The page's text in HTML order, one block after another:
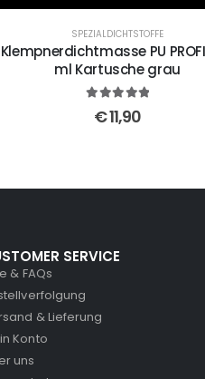
SPEZIALDICHTSTOFFE
Klempnerdichtmasse PU
ml Kartusche grau
out of 5
€11,90
SERVICE
& FAQs
& Lieferung
Konto
uns